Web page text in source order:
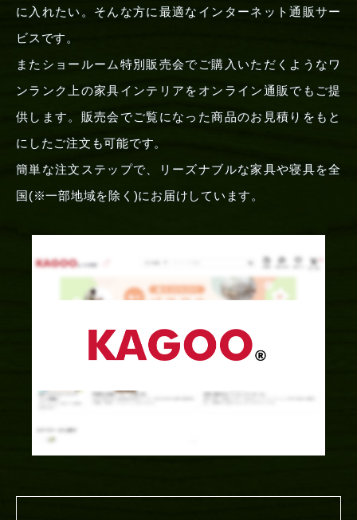
に入れたい。そんな方に最適なインターネット通販サー
ビスです。
またショールーム特別販売会でご購入いただくようなワ
ンランク上の家具インテリアをオンライン通販でもご提
供します。販売会でご覧になった商品のお見積りをもと
にしたご注文も可能です。
簡単な注文ステップで、リーズナブルな家具や寝具を全
国(※一部地域を除く)にお届けしています。